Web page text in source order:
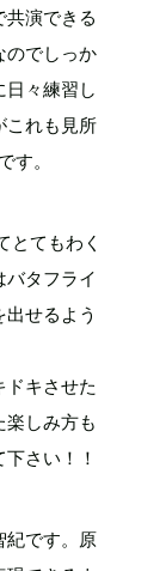
演できる
のでしっか
日々練習し
これも見所
す。
とてもわく
タフライ
せるよう
キさせた
しみ方も
さい！！
紀です。原